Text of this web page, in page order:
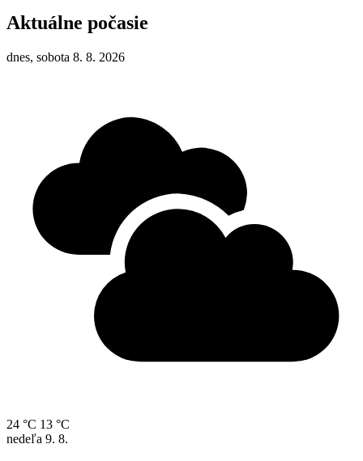
Aktuálne počasie
dnes, sobota 8. 8. 2026
24 °C 13 °C
nedeľa 9. 8.